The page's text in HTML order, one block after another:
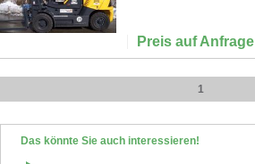
Preis auf Anfrage
1
Das könnte Sie auch interessieren!